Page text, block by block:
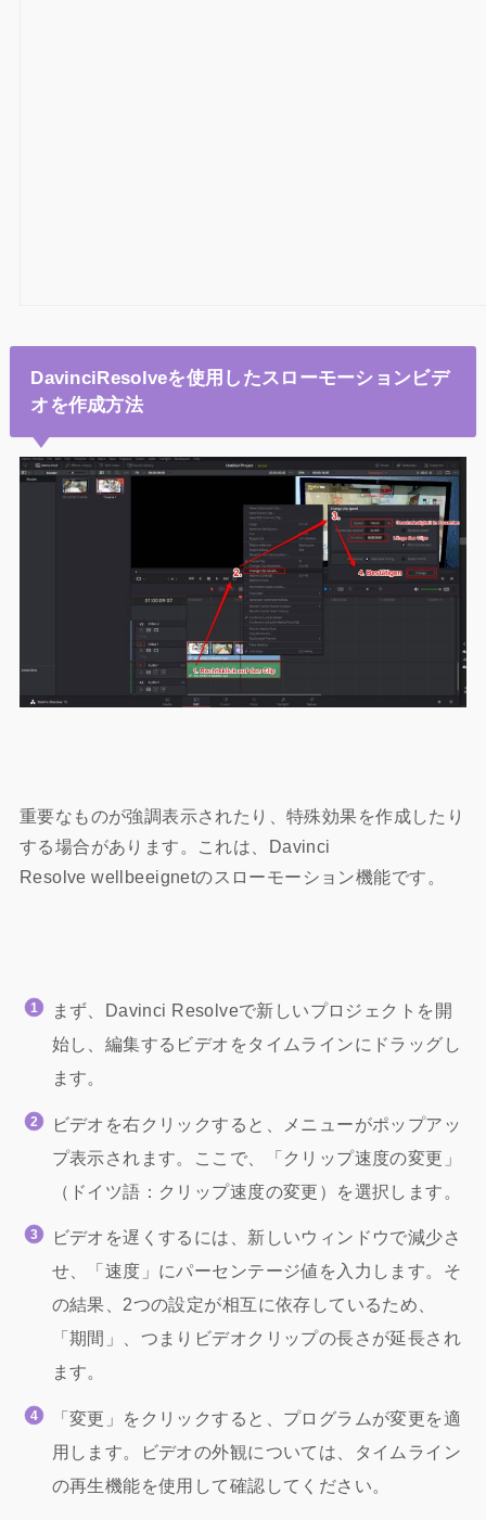
DavinciResolveを使用したスローモーションビデ
オを作成方法
重要なものが強調表示されたり、特殊効果を作成したり
する場合があります。これは、 Davinci
Resolve wellbeeignetのスローモーション機能です。
まず、Davinci Resolveで新しいプロジェクトを開
始し、編集するビデオをタイムラインにドラッグし
ます。
ビデオを右クリックすると、メニューがポップアッ
プ表示されます。ここで、「クリップ速度の変更」
（ドイツ語：クリップ速度の変更）を選択します。
ビデオを遅くするには、新しいウィンドウで減少さ
せ、「速度」にパーセンテージ値を入力します。そ
の結果、2つの設定が相互に依存しているため、
「期間」、つまりビデオクリップの長さが延長され
ます。
「変更」をクリックすると、プログラムが変更を適
用します。ビデオの外観については、タイムライン
の再生機能を使用して確認してください。